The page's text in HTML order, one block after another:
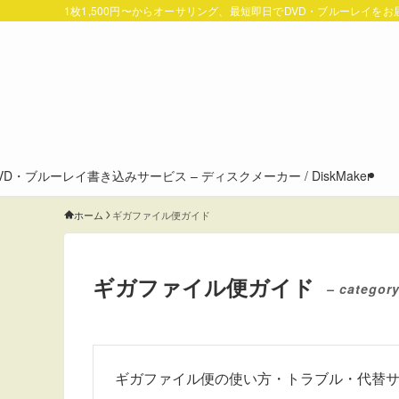
1枚1,500円〜からオーサリング、最短即日でDVD・ブルーレイをお
・ブルーレイ書き込みサービス – ディスクメーカー / DiskMaker
ホーム ギガファイル便ガイド
ギガファイル便ガイド –
ギガファイル便の使い方・トラブル・代替